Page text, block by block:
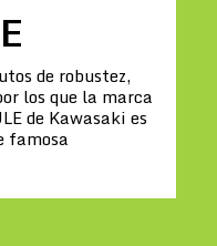
de robustez,
los que la marca
de Kawasaki es
famosa